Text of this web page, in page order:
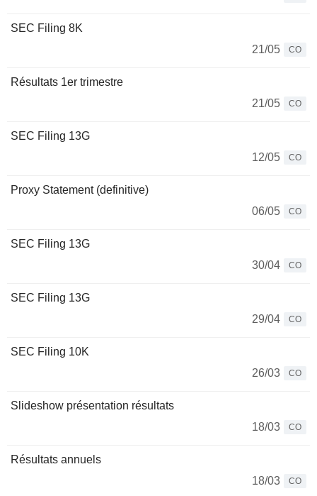
SEC Filing 8K
21/05
CO
Résultats 1er trimestre
21/05
CO
SEC Filing 13G
12/05
CO
Proxy Statement (definitive)
06/05
CO
SEC Filing 13G
30/04
CO
SEC Filing 13G
29/04
CO
SEC Filing 10K
26/03
CO
Slideshow présentation résultats
18/03
CO
Résultats annuels
18/03
CO